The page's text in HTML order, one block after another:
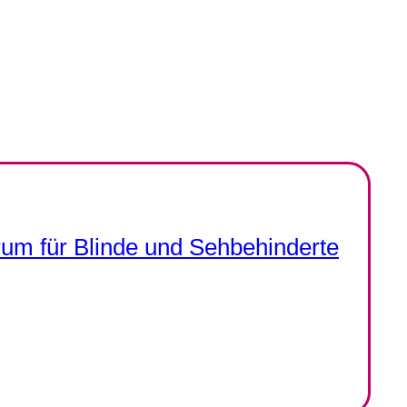
für Blinde und Sehbehinderte